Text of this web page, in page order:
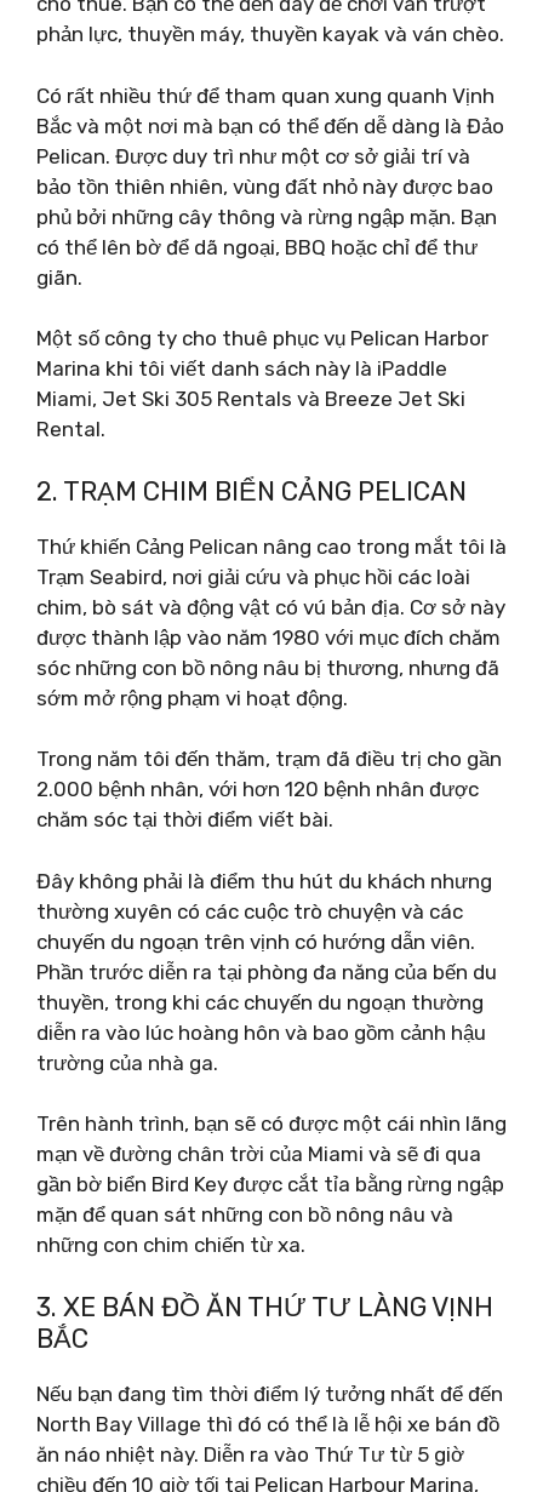
phản lực, thuyền máy, thuyền kayak và ván chèo.
Có rất nhiều thứ để tham quan xung quanh Vịnh
Bắc và một nơi mà bạn có thể đến dễ dàng là Đảo
Pelican. Được duy trì như một cơ sở giải trí và
bảo tồn thiên nhiên, vùng đất nhỏ này được bao
phủ bởi những cây thông và rừng ngập mặn. Bạn
có thể lên bờ để dã ngoại, BBQ hoặc chỉ để thư
giãn.
Một số công ty cho thuê phục vụ Pelican Harbor
Marina khi tôi viết danh sách này là iPaddle
Miami, Jet Ski 305 Rentals và Breeze Jet Ski
Rental.
2. TRẠM CHIM BIỂN CẢNG PELICAN
Thứ khiến Cảng Pelican nâng cao trong mắt tôi là
Trạm Seabird, nơi giải cứu và phục hồi các loài
chim, bò sát và động vật có vú bản địa. Cơ sở này
được thành lập vào năm 1980 với mục đích chăm
sóc những con bồ nông nâu bị thương, nhưng đã
sớm mở rộng phạm vi hoạt động.
Trong năm tôi đến thăm, trạm đã điều trị cho gần
2.000 bệnh nhân, với hơn 120 bệnh nhân được
chăm sóc tại thời điểm viết bài.
Đây không phải là điểm thu hút du khách nhưng
thường xuyên có các cuộc trò chuyện và các
chuyến du ngoạn trên vịnh có hướng dẫn viên.
Phần trước diễn ra tại phòng đa năng của bến du
thuyền, trong khi các chuyến du ngoạn thường
diễn ra vào lúc hoàng hôn và bao gồm cảnh hậu
trường của nhà ga.
Trên hành trình, bạn sẽ có được một cái nhìn lãng
mạn về đường chân trời của Miami và sẽ đi qua
gần bờ biển Bird Key được cắt tỉa bằng rừng ngập
mặn để quan sát những con bồ nông nâu và
những con chim chiến từ xa.
3. XE BÁN ĐỒ ĂN THỨ TƯ LÀNG VỊNH
BẮC
Nếu bạn đang tìm thời điểm lý tưởng nhất để đến
North Bay Village thì đó có thể là lễ hội xe bán đồ
ăn náo nhiệt này. Diễn ra vào Thứ Tư từ 5 giờ
chiều đến 10 giờ tối tại Pelican Harbour Marina,